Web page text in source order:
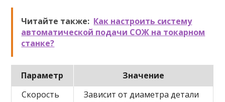
Читайте также: Как настроить систему
автоматической подачи СОЖ на токарном
станке?
Параметр
Значение
Скорость
Зависит от диаметра детали